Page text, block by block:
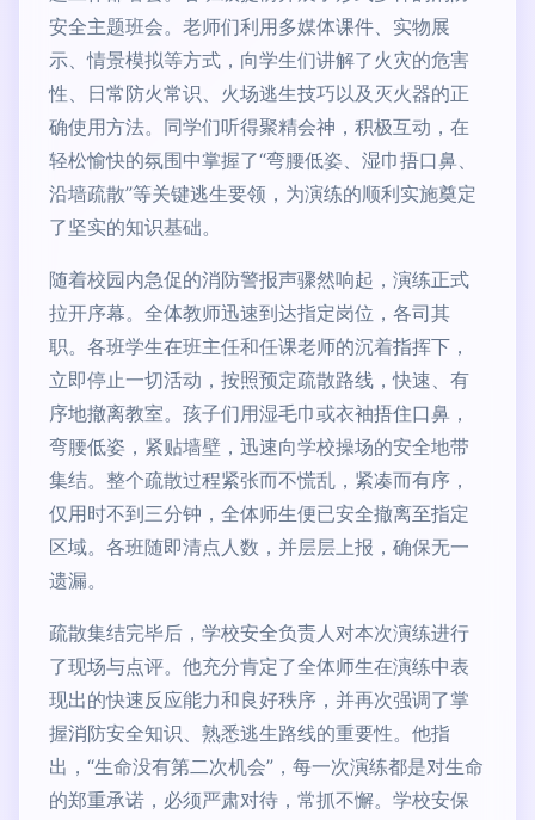
安全主题班会。老师们利用多媒体课件、实物展
示、情景模拟等方式，向学生们讲解了火灾的危害
性、日常防火常识、火场逃生技巧以及灭火器的正
确使用方法。同学们听得聚精会神，积极互动，在
轻松愉快的氛围中掌握了“弯腰低姿、湿巾捂口鼻、
沿墙疏散”等关键逃生要领，为演练的顺利实施奠定
了坚实的知识基础。
随着校园内急促的消防警报声骤然响起，演练正式
拉开序幕。全体教师迅速到达指定岗位，各司其
职。各班学生在班主任和任课老师的沉着指挥下，
立即停止一切活动，按照预定疏散路线，快速、有
序地撤离教室。孩子们用湿毛巾或衣袖捂住口鼻，
弯腰低姿，紧贴墙壁，迅速向学校操场的安全地带
集结。整个疏散过程紧张而不慌乱，紧凑而有序，
仅用时不到三分钟，全体师生便已安全撤离至指定
区域。各班随即清点人数，并层层上报，确保无一
遗漏。
疏散集结完毕后，学校安全负责人对本次演练进行
了现场与点评。他充分肯定了全体师生在演练中表
现出的快速反应能力和良好秩序，并再次强调了掌
握消防安全知识、熟悉逃生路线的重要性。他指
出，“生命没有第二次机会”，每一次演练都是对生命
的郑重承诺，必须严肃对待，常抓不懈。学校安保